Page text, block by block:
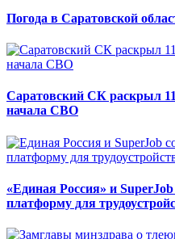
Погода в Саратовской
Саратовский СК раскрыл
начала СВО
«Единая Россия» и
платформу для